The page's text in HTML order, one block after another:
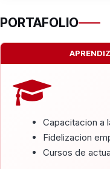
PORTAFOLIO
Capacitacion a
Fidelizacion
Cursos de